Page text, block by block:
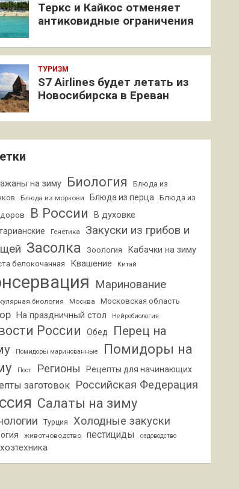
Теркс и Кайкос отменяет
антиковидные ограничения
ТУРИЗМ
S7 Airlines будет летать из
Новосибирска в Ереван
на зиму Биология
Блюда из
Блюда из моркови Блюда из перца
Блюда из
В России В духовке
Генетика
Закуски из грибов и
Засолка Зоология Кабачки на зиму
белокочанная Квашение Китай
Маринование
биология Москва Московская область
На праздничный стол Нейробиология
России Обед
Перец на
Помидоры маринованные
Помидоры на
Пост Регионы Рецепты для начинающих
заготовок Российская Федерация
Салаты на зиму
Турция Холодные закуски
животноводство пестициды садоводство